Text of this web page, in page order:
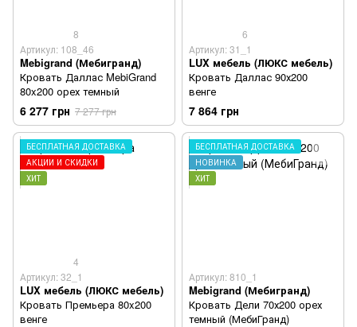
8
Артикул: 108_46
Mebigrand (Мебигранд)
Кровать Даллас MebiGrand
80x200 орех темный
6 277 грн 7 277 грн
6
Артикул: 31_1
LUX мебель (ЛЮКС мебель)
Кровать Даллас 90х200
венге
7 864 грн
БЕСПЛАТНАЯ ДОСТАВКА
АКЦИИ И СКИДКИ
ХИТ
4
Артикул: 32_1
LUX мебель (ЛЮКС мебель)
Кровать Премьера 80x200
венге
БЕСПЛАТНАЯ ДОСТАВКА
НОВИНКА
ХИТ
Артикул: 810_1
Mebigrand (Мебигранд)
Кровать Дели 70х200 орех
темный (МебиГранд)